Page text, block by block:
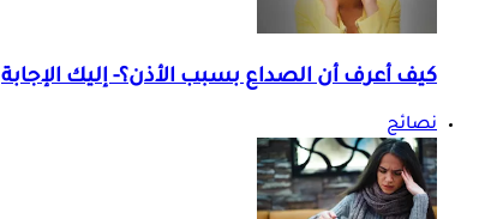
كيف أعرف أن الصداع بسبب الأذن؟- إليك الإجابة
نصائح